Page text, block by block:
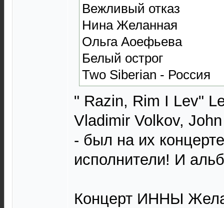
Вежливый отказ
Нина Желанная
Ольга Аоефьева
Белый острог
Two Siberian - Россия
" Razin, Rim I Lev"
Vladimir Volkov,
- был на их
исполнители! И
Концерт ИННЫ